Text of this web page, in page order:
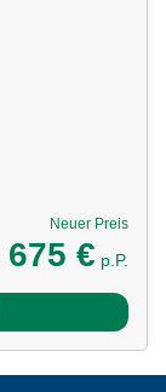
Neuer Preis
675 € p.P.